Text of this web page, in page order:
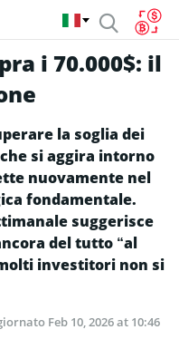
i 70.000$: il
la soglia dei
che si aggira intorno
nuovamente nel
fondamentale.
suggerisce
del tutto “al
investitori non si
Feb 10, 2026 at 10:46